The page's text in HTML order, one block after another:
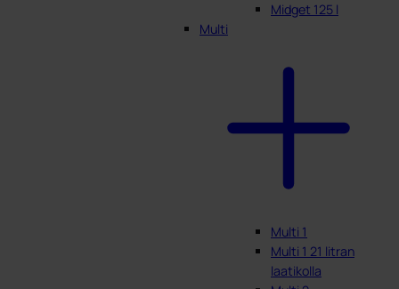
Midget 125 l
Multi
Multi 1
Multi 1 21 litran
laatikolla